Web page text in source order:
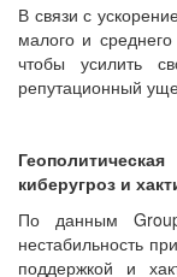
В связи с
малого и
чтобы усилить
репутационный
киберугроз и
По данным
нестабильность
поддержкой и